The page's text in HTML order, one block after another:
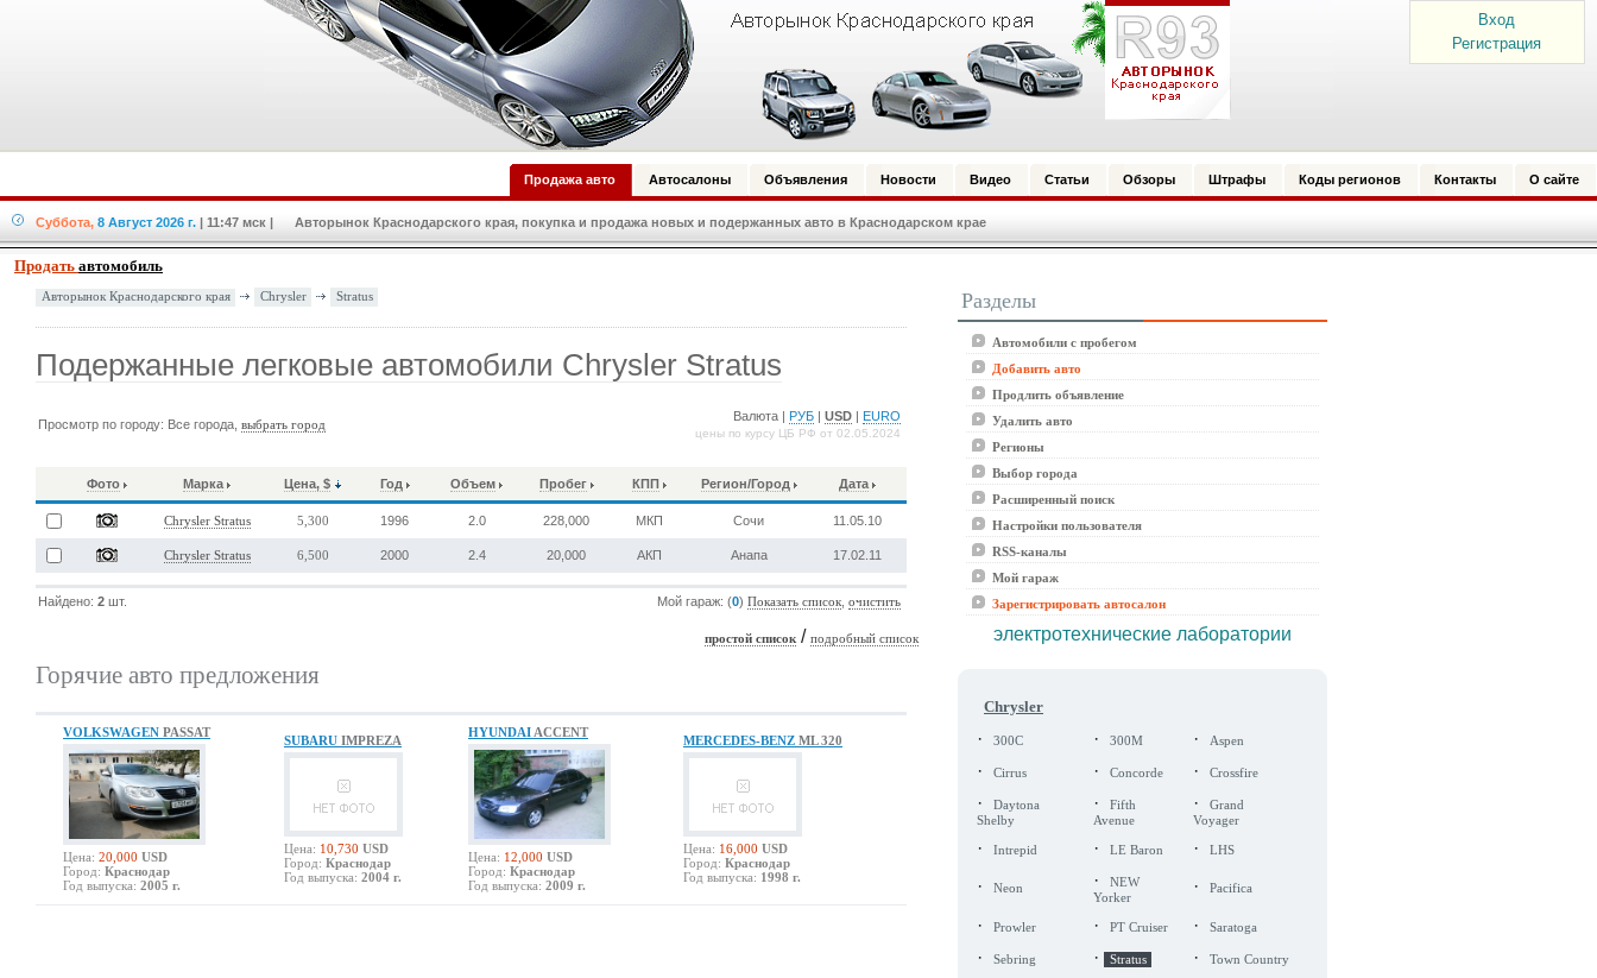
Вход
Регистрация
Продажа авто Автосалоны Объявления Новости Видео Статьи Обзоры Штрафы Коды регионов Контакты О сайте
Суббота, 8 Август 2026 г. | 11:47 мск | Авторынок Краснодарского края, покупка и продажа новых и подержанных авто в Краснодарском крае
Продать автомобиль
Авторынок Краснодарского края Chrysler Stratus
Подержанные легковые автомобили Chrysler Stratus
Просмотр по городу: Все города,выбрать город
Валюта | РУБ |USD EURO
цены по курсу ЦБ РФ от 02.05.2024
Фото Марка Цена, $ Год Объем Пробег КПП Регион/Город Дата
Chrysler Stratus 5,300 1996 2.0 228,000 МКП Сочи 11.05.10
Chrysler Stratus 6,500 2000 2.4 20,000 АКП Анапа 17.02.11
Найдено:2 шт. Мой гараж: (0)Показать список ,очистить
простой список /подробный список
Горячие авто предложения
VOLKSWAGEN PASSAT
Цена: 20,000 USD
Город: Краснодар
Год выпуска: 2005 г.
SUBARU IMPREZA
Цена: 10,730 USD
Город: Краснодар
Год выпуска: 2004 г.
HYUNDAI ACCENT
Цена: 12,000 USD
Город: Краснодар
Год выпуска: 2009 г.
MERCEDES-BENZ ML 320
Цена: 16,000 USD
Город: Краснодар
Год выпуска: 1998 г.
Разделы
Автомобили с пробегом
Добавить авто
Продлить объявление
Удалить авто
Регионы
Выбор города
Расширенный поиск
Настройки пользователя
RSS-каналы
Мой гараж
Зарегистрировать автосалон
электротехнические лаборатории
Chrysler
· 300C · 300M · Aspen
· Cirrus · Concorde · Crossfire
·
Daytona
Shelby
·
Fifth
Avenue
·
Grand
Voyager
· Intrepid · LE Baron · LHS
· Neon ·
NEW
Yorker
· Pacifica
· Prowler · PT Cruiser · Saratoga
· Sebring · Stratus · Town Country